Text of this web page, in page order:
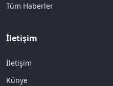
Tüm Haberler
İletişim
İletişim
Künye